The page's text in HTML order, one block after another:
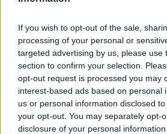
If you wish to opt-out of the sale,
processing of your personal or
targeted advertising by us, please use
section to confirm your selection.
opt-out request is processed you may
interest-based ads based on personal
us or personal information disclosed
your opt-out. You may separately opt-
disclosure of your personal
AUTORE
AiAdhubMedia